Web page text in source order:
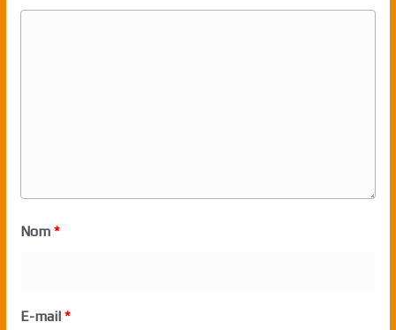
Nom *
E-mail *